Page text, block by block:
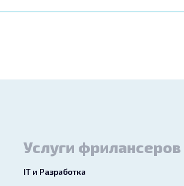
Услуги фрилансеров
IT и Разработка